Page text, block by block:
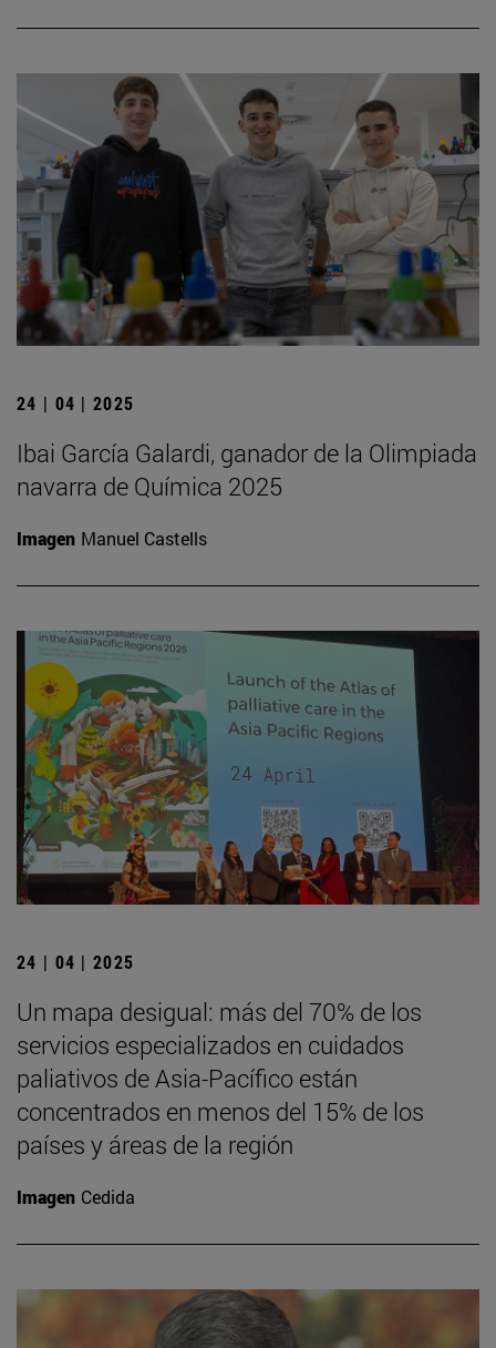
24 | 04 | 2025
Ibai García Galardi, ganador de la Olimpiada
navarra de Química 2025
Imagen Manuel Castells
24 | 04 | 2025
Un mapa desigual: más del 70% de los
servicios especializados en cuidados
paliativos de Asia-Pacífico están
concentrados en menos del 15% de los
países y áreas de la región
Imagen Cedida